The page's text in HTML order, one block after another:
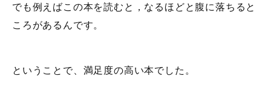
でも例えばこの本を読むと，なるほどと腹に落ちると
ころがあるんです。
ということで、満足度の高い本でした。